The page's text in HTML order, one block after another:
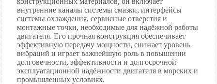
внутренние каналы системы смазки, интерфейсы
системы охлаждения, сервисные отверстия и
монтажные точки, необходимые для надёжной работы
двигателя. Его прочная конструкция обеспечивает
эффективную передачу мощности, снижает уровень
вибраций и играет важнейшую роль в повышении
долговечности, эффективности и долгосрочной
эксплуатационной надёжности двигателя в морских и
промышленных условиях.